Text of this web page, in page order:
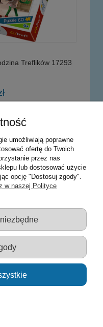
Treflików 17293
zabawek :: Zabawki
:: samochody Welly
:: Lalki :: Klocki :: Artykuły
umożliwiają poprawne
ofertę do Twoich
przez nas
lub dostosować użycie
opcję "Dostosuj zgody".
w naszej Polityce